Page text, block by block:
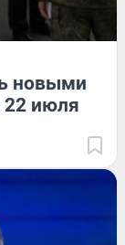
новыми
22 июля